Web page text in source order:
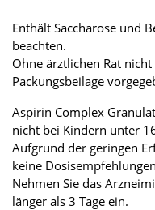
Enthält Saccharose und
beachten.
Ohne ärztlichen Rat
Packungsbeilage
Aspirin Complex
nicht bei Kindern unter
Aufgrund der geringen
keine
Nehmen Sie das
länger als 3 Tage ein.